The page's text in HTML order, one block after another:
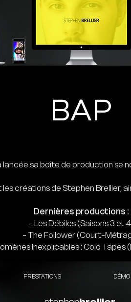
lancée sa boîte de production se
créations de Stephen Brellier,
Dernières productions :
- Les Débiles (Saisons 3 et
- The Follower (Court-
Inexplicables : Cold
BAP
PRESTATIONS DÉMO